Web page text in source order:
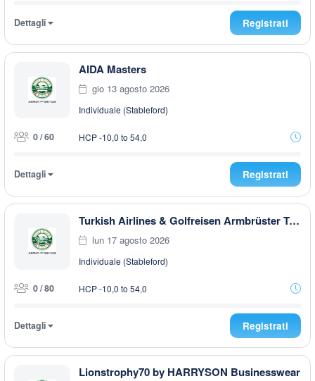
Dettagli Registrati
AIDA Masters
gio 13 agosto 2026
Individuale (Stableford)
0 / 60 HCP -10,0 to 54,0
Dettagli Registrati
Turkish Airlines & Golfreisen Armbrüster Trophy 2026
lun 17 agosto 2026
Individuale (Stableford)
0 / 80 HCP -10,0 to 54,0
Dettagli Registrati
Lionstrophy70 by HARRYSON Businesswear